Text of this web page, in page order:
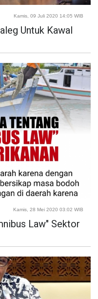
Kamis, 09 Juli 2020 14:05 WIB
Untuk Kawal
Kamis, 28 Mei 2020 03:02 WIB
Law" Sektor